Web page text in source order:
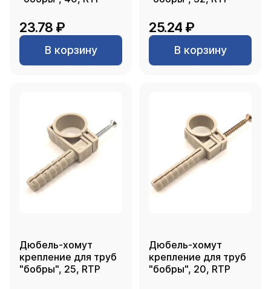
23.78 ₽
В корзину
25.24 ₽
В корзину
Дюбель-хомут
крепление для труб
"бобры", 25, RTP
Дюбель-хомут
крепление для труб
"бобры", 20, RTP